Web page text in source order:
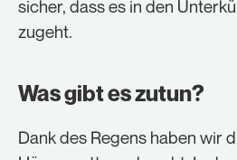
sicher, dass es in den
zugeht.
Was gibt es zutun?
Dank des Regens haben wir